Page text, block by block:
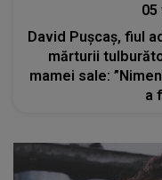
05
David Pușcaș, fiul
mărturii
mamei sale:
a